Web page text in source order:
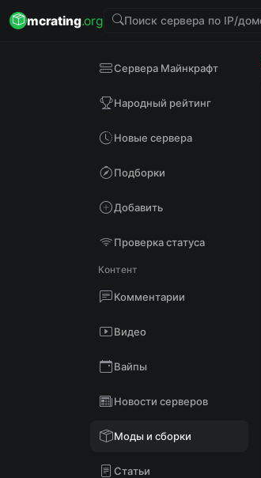
mcrating.org
Сервера Майнкрафт
Народный рейтинг
Новые сервера
Подборки
Добавить
Проверка статуса
Контент
Комментарии
Видео
Вайпы
Новости серверов
Моды и сборки
Статьи